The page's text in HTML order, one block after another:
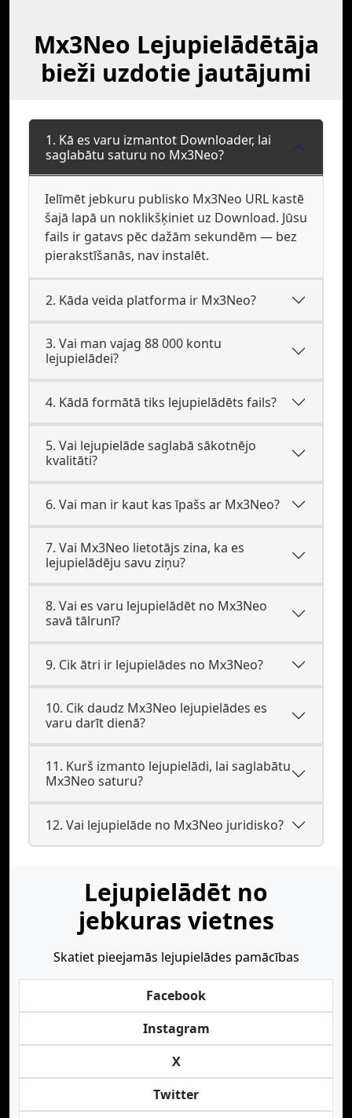
Mx3Neo Lejupielādētāja
bieži uzdotie jautājumi
1. Kā es varu izmantot Downloader, lai
saglabātu saturu no Mx3Neo?
Ielīmēt jebkuru publisko Mx3Neo URL kastē
šajā lapā un noklikšķiniet uz Download. Jūsu
fails ir gatavs pēc dažām sekundēm — bez
pierakstīšanās, nav instalēt.
2. Kāda veida platforma ir Mx3Neo?
3. Vai man vajag 88 000 kontu
lejupielādei?
4. Kādā formātā tiks lejupielādēts fails?
5. Vai lejupielāde saglabā sākotnējo
kvalitāti?
6. Vai man ir kaut kas īpašs ar Mx3Neo?
7. Vai Mx3Neo lietotājs zina, ka es
lejupielādēju savu ziņu?
8. Vai es varu lejupielādēt no Mx3Neo
savā tālrunī?
9. Cik ātri ir lejupielādes no Mx3Neo?
10. Cik daudz Mx3Neo lejupielādes es
varu darīt dienā?
11. Kurš izmanto lejupielādi, lai saglabātu
Mx3Neo saturu?
12. Vai lejupielāde no Mx3Neo juridisko?
Lejupielādēt no
jebkuras vietnes
Skatiet pieejamās lejupielādes pamācības
Facebook
Instagram
X
Twitter